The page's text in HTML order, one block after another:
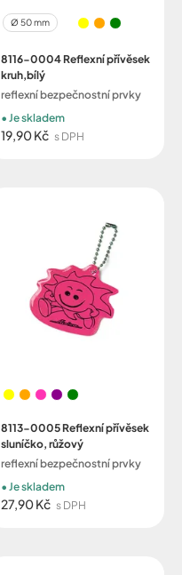
Ø 50 mm
8116-0004 Reflexní přívěsek
kruh,bílý
reflexní bezpečnostní prvky
19,90 Kč s DPH
Je skladem
8113-0005 Reflexní přívěsek
sluníčko, růžový
reflexní bezpečnostní prvky
27,90 Kč s DPH
Je skladem